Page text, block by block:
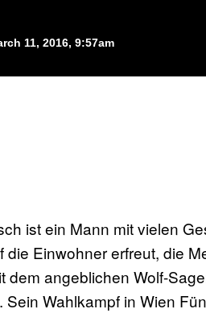
11, 2016, 9:57am
ist ein Mann mit vielen
die Einwohner erfreut, die
dem angeblichen Wolf-
Wahlkampf in Wien